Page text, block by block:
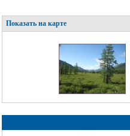
Показать на карте